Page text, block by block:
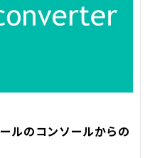
ルのコンソールからの